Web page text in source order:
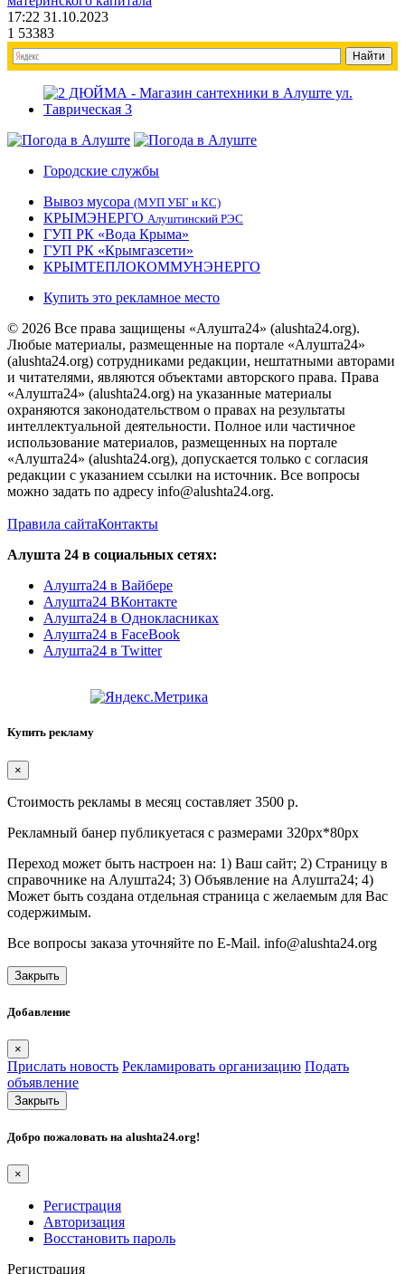
17:22 31.10.2023
1 53383
Городские службы
Вывоз мусора (МУП УБГ и КС)
КРЫМЭНЕРГО Алуштинский РЭС
ГУП РК «Вода Крыма»
ГУП РК «Крымгазсети»
КРЫМТЕПЛОКОММУНЭНЕРГО
Купить это рекламное место
© 2026 Все права защищены «Алушта24» (alushta24.org).
Любые материалы, размещенные на портале «Алушта24»
(alushta24.org) сотрудниками редакции, нештатными авторами
и читателями, являются объектами авторского права. Права
«Алушта24» (alushta24.org) на указанные материалы
охраняются законодательством о правах на результаты
интеллектуальной деятельности. Полное или частичное
использование материалов, размещенных на портале
«Алушта24» (alushta24.org), допускается только с согласия
редакции с указанием ссылки на источник. Все вопросы
можно задать по адресу info@alushta24.org.
Правила сайтаКонтакты
Алушта 24 в социальных сетях:
Алушта24 в Вайбере
Алушта24 ВКонтакте
Алушта24 в Однокласниках
Алушта24 в FaceBook
Алушта24 в Twitter
Купить рекламу
×
Стоимость рекламы в месяц составляет 3500 р.
Рекламный банер публикуетася с размерами 320px*80px
Переход может быть настроен на: 1) Ваш сайт; 2) Страницу в
справочнике на Алушта24; 3) Объявление на Алушта24; 4)
Может быть создана отдельная страница с желаемым для Вас
содержимым.
Все вопросы заказа уточняйте по E-Mail. info@alushta24.org
Закрыть
Добавление
×
Прислать новость Рекламировать организацию Подать
объявление
Закрыть
Добро пожаловать на alushta24.org!
×
Регистрация
Авторизация
Восстановить пароль
Регистрация